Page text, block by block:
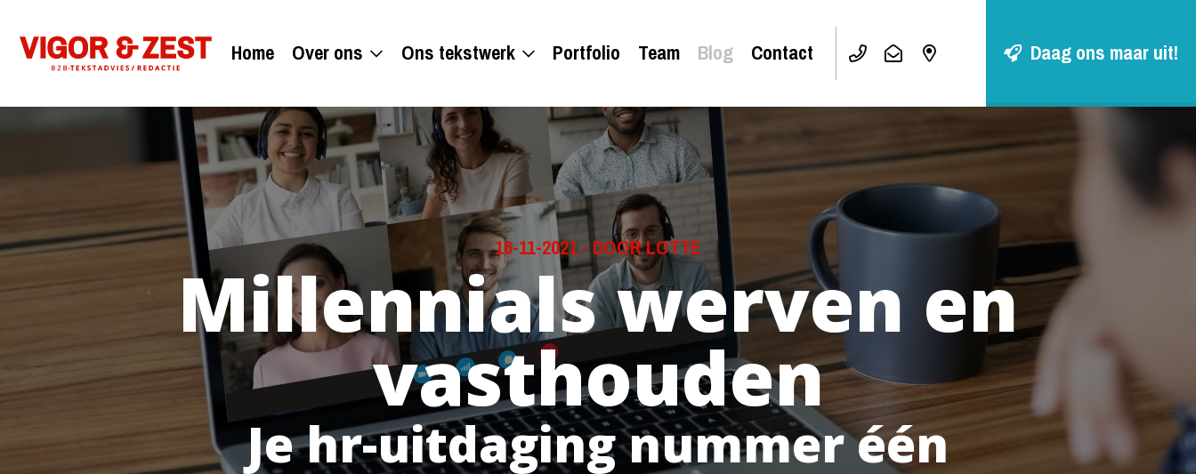
Daag ons maar uit!
Home Over ons Ons tekstwerk Portfolio Team Blog Contact
16-11-2021-DOOR LOTTE
Millennials werven en
vasthouden
Je hr-uitdaging nummer één